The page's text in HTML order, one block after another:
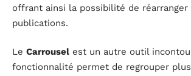
offrant ainsi la possibilité de réarranger
publications.
Le Carrousel est un autre outil
fonctionnalité permet de regrouper